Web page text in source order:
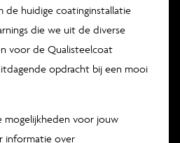
de huidige coatinginstallatie
die we uit de diverse
voor de Qualisteelcoat
opdracht bij een mooi
mogelijkheden voor jouw
informatie over